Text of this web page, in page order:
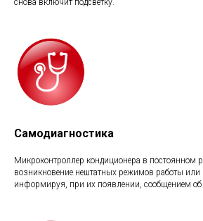
снова включит подсветку.
Самодиагностика
Микроконтроллер кондиционера в постоянном
возникновение нештатных режимов работы или
информируя, при их появлении, сообщением об